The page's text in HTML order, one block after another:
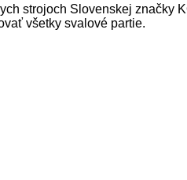
strojoch Slovenskej značky
všetky svalové partie.